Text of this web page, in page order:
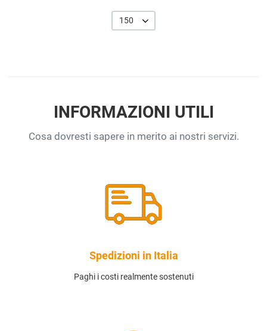
150
INFORMAZIONI UTILI
Cosa dovresti sapere in merito ai nostri servizi.
Spedizioni in Italia
Paghi i costi realmente sostenuti